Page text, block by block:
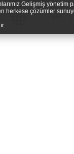
Gelişmiş
herkese çözümler